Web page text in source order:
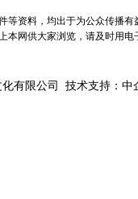
资料，均出于为公众传播
本网供大家浏览，请及时用
有限公司 技术支持：